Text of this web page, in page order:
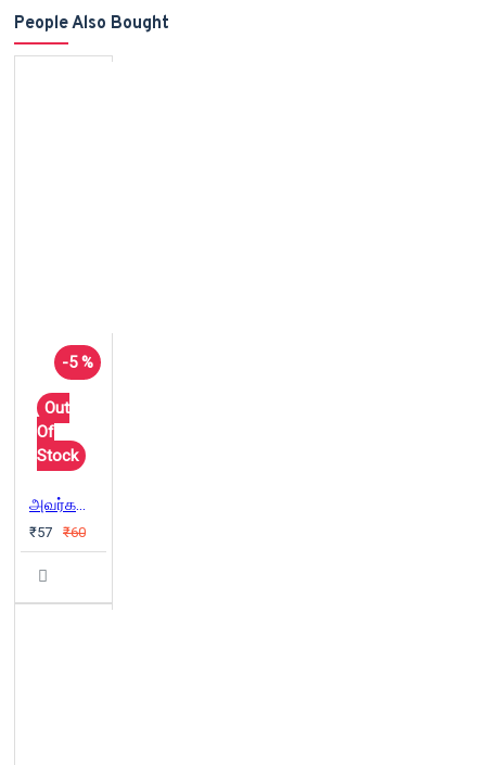
People Also Bought
-5 %
Out
Of
Stock
அவர்களால் நம்மைக் காப்பாற்ற முடியும்
₹57 ₹60